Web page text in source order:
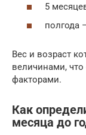
5
полгода
Вес и возраст
величинами,
факторами.
Как
месяца до